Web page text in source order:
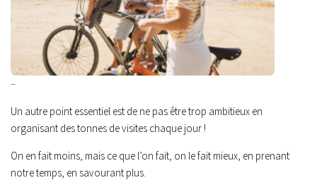
–
Un autre point essentiel est de ne pas être trop ambitieux en
organisant des tonnes de visites chaque jour !
On en fait moins, mais ce que l’on fait, on le fait mieux, en prenant
notre temps, en savourant plus.